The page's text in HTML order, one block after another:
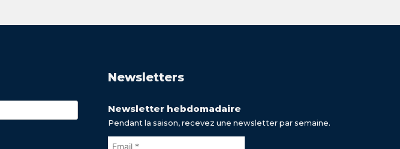
Newsletters
Newsletter hebdomadaire
Pendant la saison, recevez une newsletter par semaine.